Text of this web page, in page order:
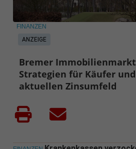
ANZEIGE
FINANZEN
Bremer
Strategien für Käufer
aktuellen Zinsumfeld